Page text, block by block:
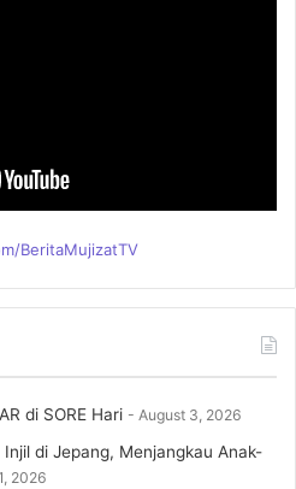
BeritaMujizatTV
di SORE Hari August 3, 2026
di Jepang, Menjangkau Anak-
2026